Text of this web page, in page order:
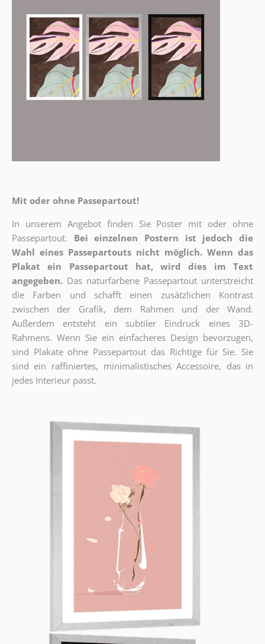
Mit oder ohne Passepartout!
In unserem Angebot finden Sie Poster mit oder ohne
Passepartout.
Bei einzelnen Postern ist jedoch die
Wahl eines Passepartouts nicht möglich. Wenn das
Plakat ein Passepartout hat, wird dies im Text
angegeben. Das naturfarbene Passepartout unterstreicht
die Farben und schafft einen zusätzlichen Kontrast
zwischen der Grafik, dem Rahmen und der Wand.
Außerdem entsteht ein subtiler Eindruck eines 3D-
Rahmens. Wenn Sie ein einfacheres Design bevorzugen,
sind Plakate ohne Passepartout das Richtige für Sie. Sie
sind ein raffiniertes, minimalistisches Accessoire, das in
jedes Interieur passt.